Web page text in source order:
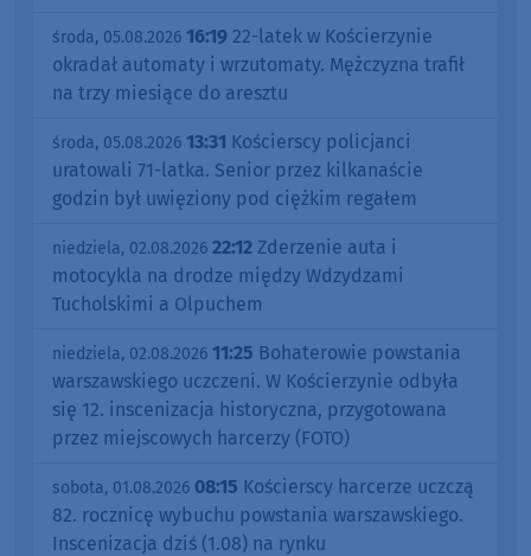
środa, 05.08.2026 16:19 22-latek w Kościerzynie
okradał automaty i wrzutomaty. Mężczyzna trafił
na trzy miesiące do aresztu
środa, 05.08.2026 13:31 Kościerscy policjanci
uratowali 71-latka. Senior przez kilkanaście
godzin był uwięziony pod ciężkim regałem
niedziela, 02.08.2026 22:12 Zderzenie auta i
motocykla na drodze między Wdzydzami
Tucholskimi a Olpuchem
niedziela, 02.08.2026 11:25 Bohaterowie powstania
warszawskiego uczczeni. W Kościerzynie odbyła
się 12. inscenizacja historyczna, przygotowana
przez miejscowych harcerzy (FOTO)
sobota, 01.08.2026 08:15 Kościerscy harcerze uczczą
82. rocznicę wybuchu powstania warszawskiego.
Inscenizacja dziś (1.08) na rynku